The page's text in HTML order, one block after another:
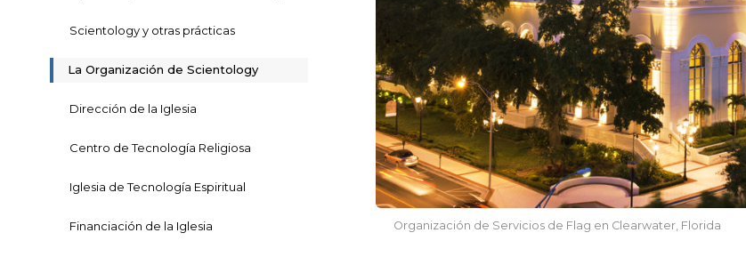
Organización de Servicios de Flag en Clearwater, Florida
Scientology y otras prácticas
La Organización de Scientology
Dirección de la Iglesia
Centro de Tecnología Religiosa
Iglesia de Tecnología Espiritual
Financiación de la Iglesia